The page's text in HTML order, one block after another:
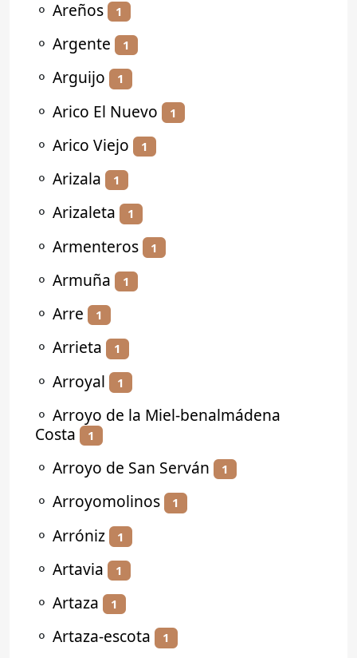
⚬ Areños 1
⚬ Argente 1
⚬ Arguijo 1
⚬ Arico El Nuevo 1
⚬ Arico Viejo 1
⚬ Arizala 1
⚬ Arizaleta 1
⚬ Armenteros 1
⚬ Armuña 1
⚬ Arre 1
⚬ Arrieta 1
⚬ Arroyal 1
⚬ Arroyo de la Miel-benalmádena
Costa
1
⚬ Arroyo de San Serván 1
⚬ Arroyomolinos 1
⚬ Arróniz 1
⚬ Artavia 1
⚬ Artaza 1
⚬ Artaza-escota 1